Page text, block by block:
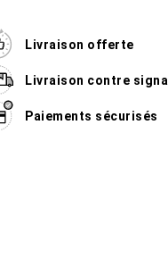
Livraison offerte
Livraison contre
Paiements sécurisés